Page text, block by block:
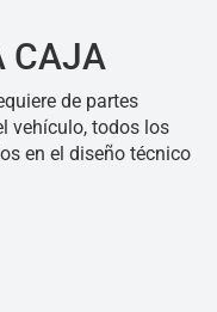
CAJA
de partes
vehículo, todos los
en el diseño técnico